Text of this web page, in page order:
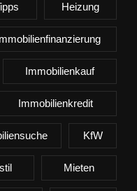
Heizung
Immobilienkauf
Immobilienkredit
KfW
Mieten